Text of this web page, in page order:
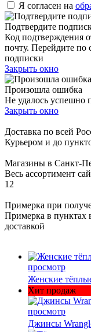
Я согласен на
Подтвердите
Код подтверждения
почту. Перейдите по
подписки
Закрыть окно
Произошла ошибка
Не удалось успешно
Закрыть окно
Доставка по всей
Курьером и до
Магазины в Санкт-
Весь ассортимент
12
Примерка при
Примерка в пунктах
доставкой
просмотр
Женские
Хит продаж
просмотр
Джинсы